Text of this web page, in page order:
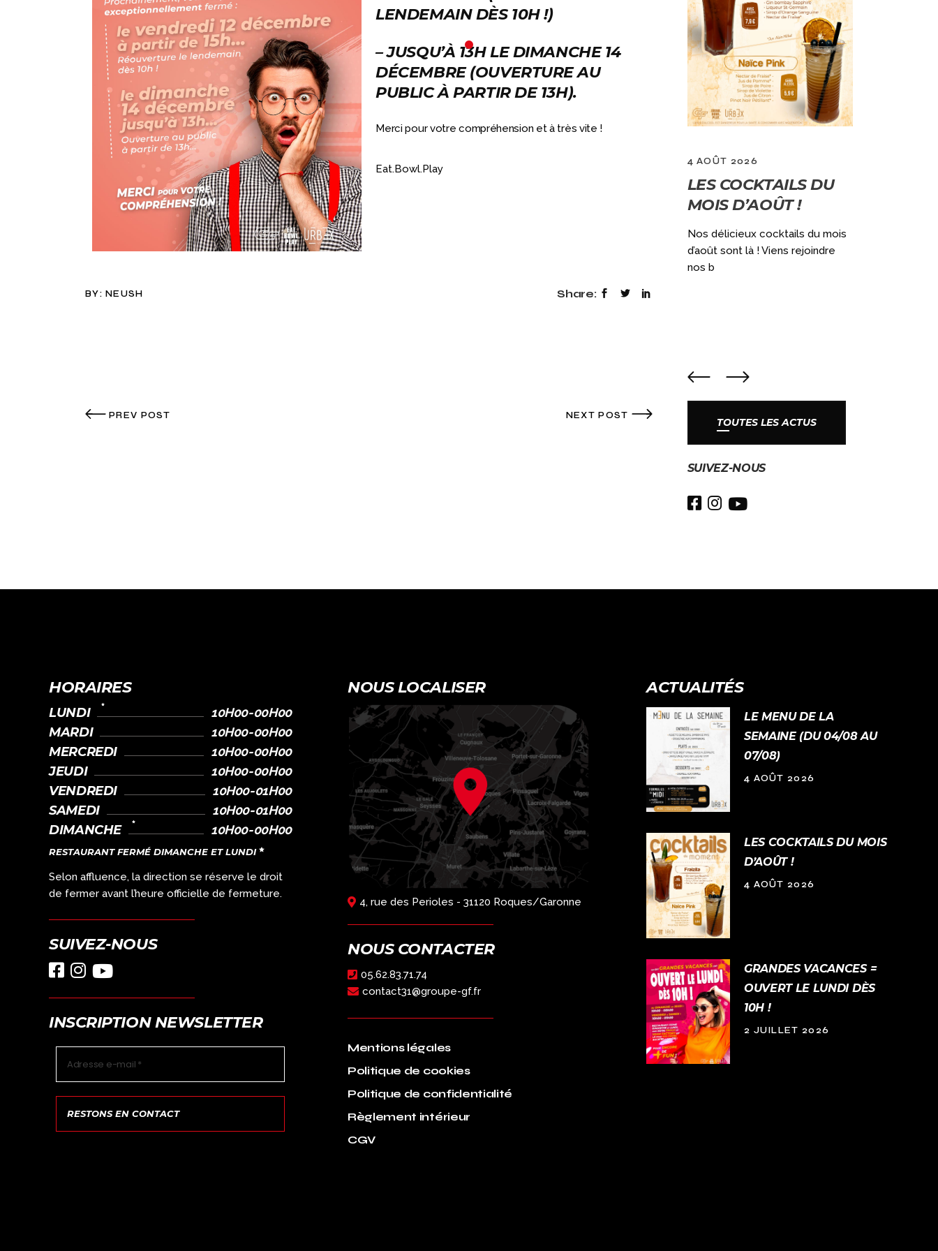
LENDEMAIN DÈS 10H !)
– JUSQU’À 13H LE DIMANCHE 14
DÉCEMBRE(OUVERTURE AU
PUBLIC À PARTIR DE 13H).
Merci pour votre compréhension et à très vite !
Eat.Bowl.Play
BY: NEUSH Share:
PREV POST NEXT POST
23 OCTOBRE 2025
C’EST TOI QUI
CHANTE !
🎤 C’est TOI qui chante ! 🔥🔥🔥
Au games factory Toulouse, en
4 AOÛT 2026
LES COCKTAILS DU
MOIS D’AOÛT !
Nos délicieux cocktails du mois
d’août sont là ! Viens rejoindre
nos b
TOUTES LES ACTUS
SUIVEZ-NOUS
HORAIRES
LUNDI 10H00-00H00
MARDI 10H00-00H00
MERCREDI 10H00-00H00
JEUDI 10H00-00H00
VENDREDI 10H00-01H00
SAMEDI 10H00-01H00
DIMANCHE 10H00-00H00
RESTAURANT FERMÉ DIMANCHE ET LUNDI
Selon affluence, la direction se réserve le droit
de fermer avant l’heure officielle de fermeture.
SUIVEZ-NOUS
INSCRIPTION NEWSLETTER
NOUS LOCALISER
4, rue des Perioles - 31120 Roques/Garonne
NOUS CONTACTER
05.62.83.71.74
contact31@groupe-gf.fr
Mentions légales
Politique de cookies
Politique de confidentialité
Règlement intérieur
CGV
ACTUALITÉS
LE MENU DE LA
SEMAINE (DU 04/08 AU
07/08)
4 AOÛT 2026
LES COCKTAILS DU MOIS
D’AOÛT !
4 AOÛT 2026
GRANDES VACANCES =
OUVERT LE LUNDI DÈS
10H !
2 JUILLET 2026